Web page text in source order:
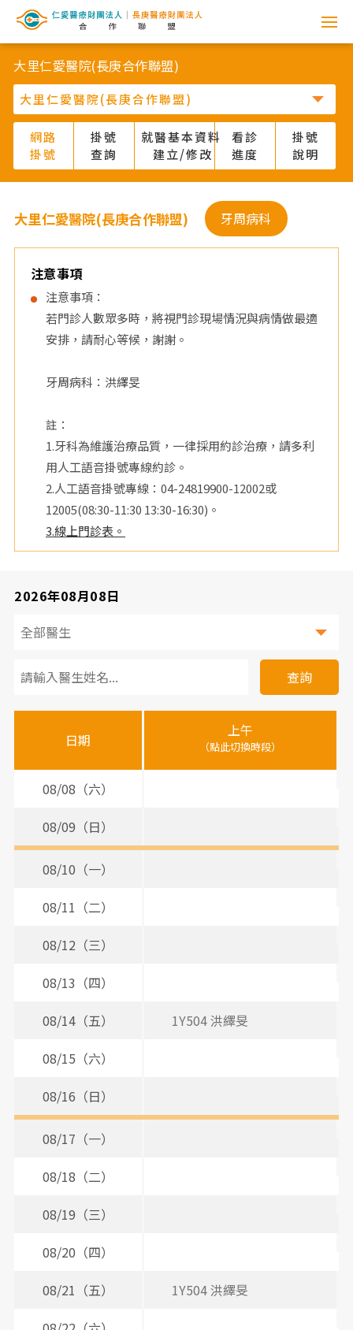
網
路
掛
號
系
統
-
仁
愛
大里仁愛醫院(長庚合作聯盟)
網路
掛號
掛號
查詢
就醫基本資料
建立/修改
看診
進度
掛號
說明
大里仁愛醫院(長庚合作聯盟) 牙周病科
注意事項
注意事項：
若門診人數眾多時，將視門診現場情況與病情做最適
安排，請耐心等候，謝謝。
牙周病科：洪繹旻
註：
1.牙科為維護治療品質，一律採用約診治療，請多利
用人工語音掛號專線約診。
2.人工語音掛號專線：04-24819900-12002或
12005(08:30-11:30 13:30-16:30)。
3.線上門診表。
2026年08月08日
診
醫
時
查詢
日期
上午
（點此切換時段）
08/08（六）
08/09（日）
08/10（一）
08/11（二）
08/12（三）
08/13（四）
08/14（五）
1Y504 洪繹旻
08/15（六）
08/16（日）
08/17（一）
08/18（二）
08/19（三）
08/20（四）
08/21（五）
1Y504 洪繹旻